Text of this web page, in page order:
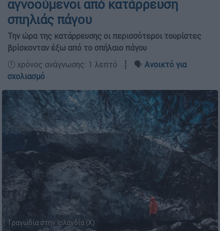
αγνοούμενοι από κατάρρευση
σπηλιάς πάγου
Την ώρα της κατάρρευσης οι περισσότεροι τουρίστες
βρίσκονταν έξω από το σπήλαιο πάγου
🕛 χρόνος ανάγνωσης: 1 λεπτό ┋ 🗣️ Ανοικτό για
σχολιασμό
Τραγωδία στην Ισλανδία (X)